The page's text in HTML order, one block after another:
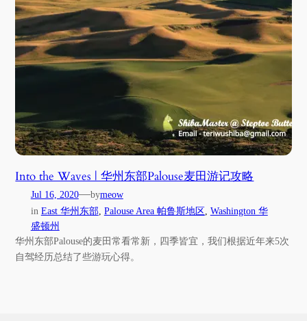
Into the Waves | 华州东部Palouse麦田游记攻略
Jul 16, 2020—bymeow
in East 华州东部, Palouse Area 帕鲁斯地区, Washington 华
盛顿州
华州东部Palouse的麦田常看常新，四季皆宜，我们根据近年来5次
自驾经历总结了些游玩心得。